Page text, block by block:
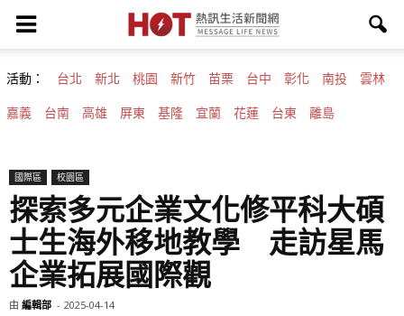
活動： 台北 新北 桃園 新竹 苗栗 台中 彰化 南投 雲林
嘉義 台南 高雄 屏東 基隆 宜蘭 花蓮 台東 離島
國際區 校園區
探索多元企業文化修平科大碩
士生海外移地教學 走訪星馬
企業拓展國際觀
由 編輯部 - 2025-04-14